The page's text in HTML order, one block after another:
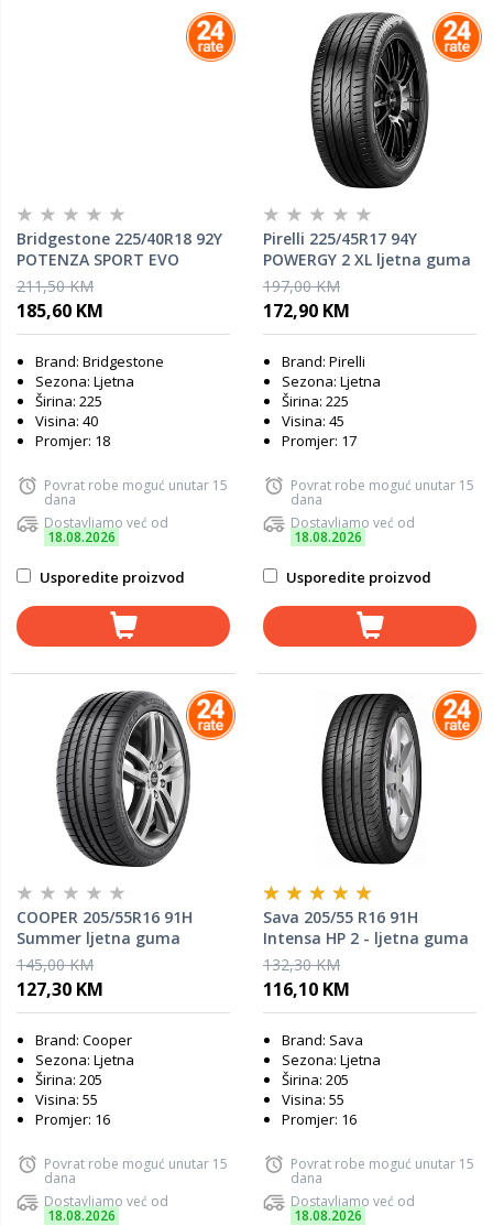
Bridgestone 225/40R18 92Y
POTENZA SPORT EVO
ENLITEN ljetna guma
211,50 KM
185,60 KM
Brand: Bridgestone
Sezona: Ljetna
Širina: 225
Visina: 40
Promjer: 18
Povrat robe moguć unutar 15
dana
Dostavljamo već od
18.08.2026
Usporedite proizvod
Pirelli 225/45R17 94Y
POWERGY 2 XL ljetna guma
197,00 KM
172,90 KM
Brand: Pirelli
Sezona: Ljetna
Širina: 225
Visina: 45
Promjer: 17
Povrat robe moguć unutar 15
dana
Dostavljamo već od
18.08.2026
Usporedite proizvod
COOPER 205/55R16 91H
Summer ljetna guma
145,00 KM
127,30 KM
Brand: Cooper
Sezona: Ljetna
Širina: 205
Visina: 55
Promjer: 16
Povrat robe moguć unutar 15
dana
Dostavljamo već od
18.08.2026
Sava 205/55 R16 91H
Intensa HP 2 - ljetna guma
132,30 KM
116,10 KM
Brand: Sava
Sezona: Ljetna
Širina: 205
Visina: 55
Promjer: 16
Povrat robe moguć unutar 15
dana
Dostavljamo već od
18.08.2026